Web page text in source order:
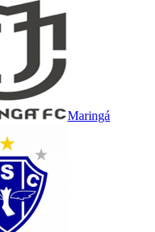
Maringá